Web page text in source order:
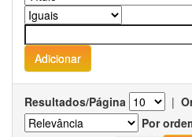
Resultados/Página |
Por